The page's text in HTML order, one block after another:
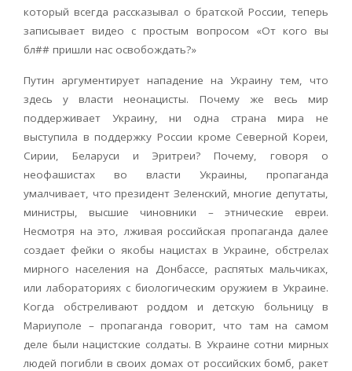
который всегда рассказывал о братской России, теперь
записывает видео с простым вопросом «От кого вы
бл## пришли нас освобождать?»
Путин аргументирует нападение на Украину тем, что
здесь у власти неонацисты. Почему же весь мир
поддерживает Украину, ни одна страна мира не
выступила в поддержку России кроме Северной Кореи,
Сирии, Беларуси и Эритреи? Почему, говоря о
неофашистах во власти Украины, пропаганда
умалчивает, что президент Зеленский, многие депутаты,
министры, высшие чиновники – этнические евреи.
Несмотря на это, лживая российская пропаганда далее
создает фейки о якобы нацистах в Украине, обстрелах
мирного населения на Донбассе, распятых мальчиках,
или лабораториях с биологическим оружием в Украине.
Когда обстреливают роддом и детскую больницу в
Мариуполе – пропаганда говорит, что там на самом
деле были нацистские солдаты. В Украине сотни мирных
людей погибли в своих домах от российских бомб, ракет